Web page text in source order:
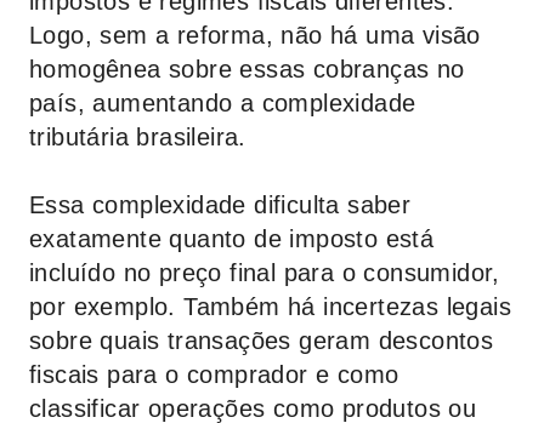
Logo, sem a reforma, não há uma visão
homogênea sobre essas cobranças no
país, aumentando a complexidade
tributária brasileira.
Essa complexidade dificulta saber
exatamente quanto de imposto está
incluído no preço final para o consumidor,
por exemplo. Também há incertezas legais
sobre quais transações geram descontos
fiscais para o comprador e como
classificar operações como produtos ou